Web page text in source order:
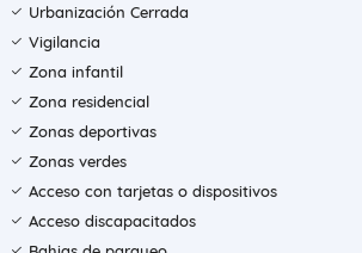
Urbanización Cerrada
Vigilancia
Zona infantil
Zona residencial
Zonas deportivas
Zonas verdes
Acceso con tarjetas o dispositivos
Acceso discapacitados